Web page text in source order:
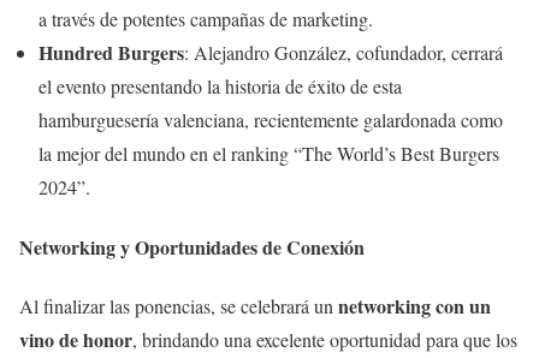
a través de potentes campañas de marketing.
Hundred Burgers: Alejandro González, cofundador, cerrará
el evento presentando la historia de éxito de esta
hamburguesería valenciana, recientemente galardonada como
la mejor del mundo en el ranking “The World’s Best Burgers
2024”.
Networking y Oportunidades de Conexión
Al finalizar las ponencias, se celebrará un networking con un
vino de honor, brindando una excelente oportunidad para que los